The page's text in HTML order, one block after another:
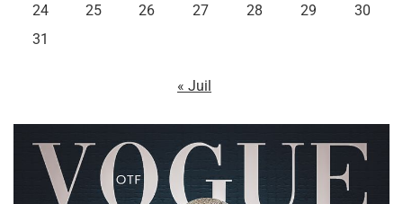
24
25 26 27 28 29
30
31
« Juil